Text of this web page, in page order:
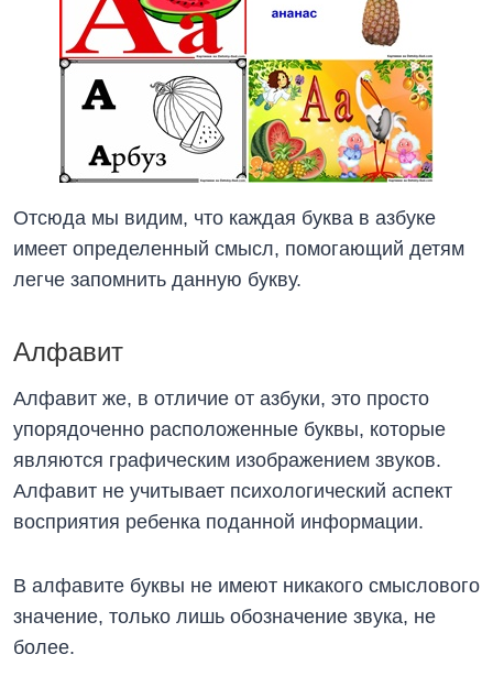
Отсюда мы видим, что каждая буква в азбуке
имеет определенный смысл, помогающий детям
легче запомнить данную букву.
Алфавит
Алфавит же, в отличие от азбуки, это просто
упорядоченно расположенные буквы, которые
являются графическим изображением звуков.
Алфавит не учитывает психологический аспект
восприятия ребенка поданной информации.
В алфавите буквы не имеют никакого смыслового
значение, только лишь обозначение звука, не
более.